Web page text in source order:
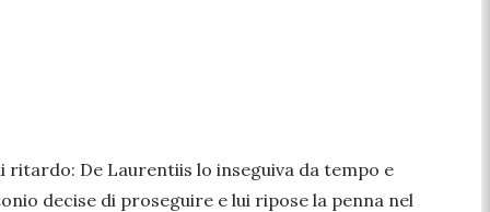
ritardo: De Laurentiis lo inseguiva da tempo e
decise di proseguire e lui ripose la penna nel